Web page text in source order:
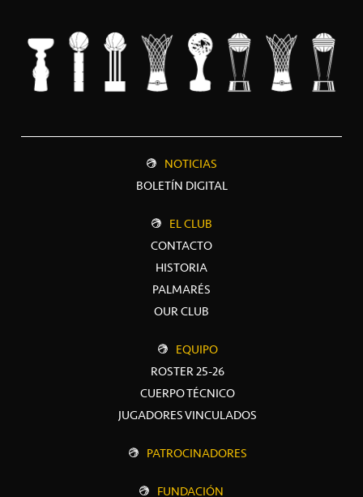
NOTICIAS
BOLETÍN DIGITAL
EL CLUB
CONTACTO
HISTORIA
PALMARÉS
OUR CLUB
EQUIPO
ROSTER 25-26
CUERPO TÉCNICO
JUGADORES VINCULADOS
PATROCINADORES
FUNDACIÓN